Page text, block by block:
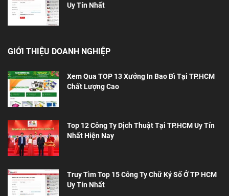
Uy Tín Nhất
GIỚI THIỆU DOANH NGHIỆP
Xem Qua TOP 13 Xưởng In Bao Bì Tại TP.HCM
Chất Lượng Cao
Top 12 Công Ty Dịch Thuật Tại TP.HCM Uy Tín
Nhất Hiện Nay
Truy Tìm Top 15 Công Ty Chữ Ký Số Ở TP HCM
Uy Tín Nhất